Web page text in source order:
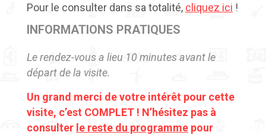
Pour le consulter dans sa totalité, cliquez ici !
INFORMATIONS PRATIQUES
Le rendez-vous a lieu 10 minutes avant le
départ de la visite.
Un grand merci de votre intérêt pour cette
visite, c’est COMPLET ! N’hésitez pas à
consulter le reste du programme pour